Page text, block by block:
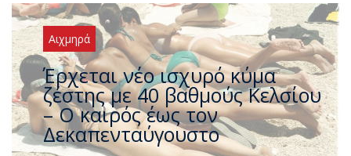
Αιχμηρά
Άφαντος ο Τσίπρας… την ώρα
που η χώρα καίγεται